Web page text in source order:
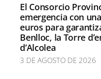
El Consorcio
emergencia con
euros para
Benlloc, la Torre
d’Alcolea
3 DE AGOSTO DE 2026